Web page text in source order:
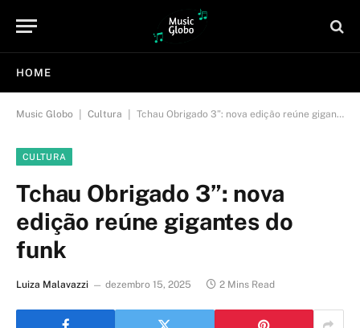
HOME
Music Globo Cultura Tchau Obrigado 3”: nova edição reúne gigantes do funk
CULTURA
Tchau Obrigado 3”: nova
edição reúne gigantes do
funk
Luiza Malavazzi dezembro 15, 2025 2 Mins Read